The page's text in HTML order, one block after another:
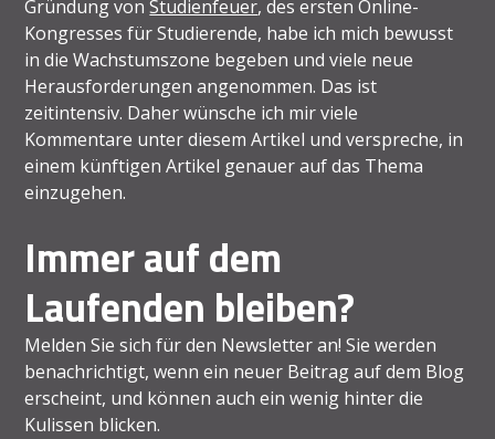
Gründung vonStudienfeuer, des ersten Online-
Kongresses für Studierende, habe ich mich bewusst
in die Wachstumszone begeben und viele neue
Herausforderungen angenommen. Das ist
zeitintensiv. Daher wünsche ich mir viele
Kommentare unter diesem Artikel und verspreche, in
einem künftigen Artikel genauer auf das Thema
einzugehen.
Immer auf dem
Laufenden bleiben?
Melden Sie sich für den Newsletter an! Sie werden
benachrichtigt, wenn ein neuer Beitrag auf dem Blog
erscheint, und können auch ein wenig hinter die
Kulissen blicken.